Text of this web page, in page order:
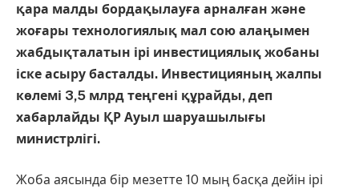
қара малды бордақылауға арналған және
жоғары технологиялық мал сою алаңымен
жабдықталатын ірі инвестициялық жобаны
іске асыру басталды. Инвестицияның жалпы
көлемі 3,5 млрд теңгені құрайды, деп
хабарлайды ҚР Ауыл шаруашылығы
министрлігі.
Жоба аясында бір мезетте 10 мың басқа дейін ірі